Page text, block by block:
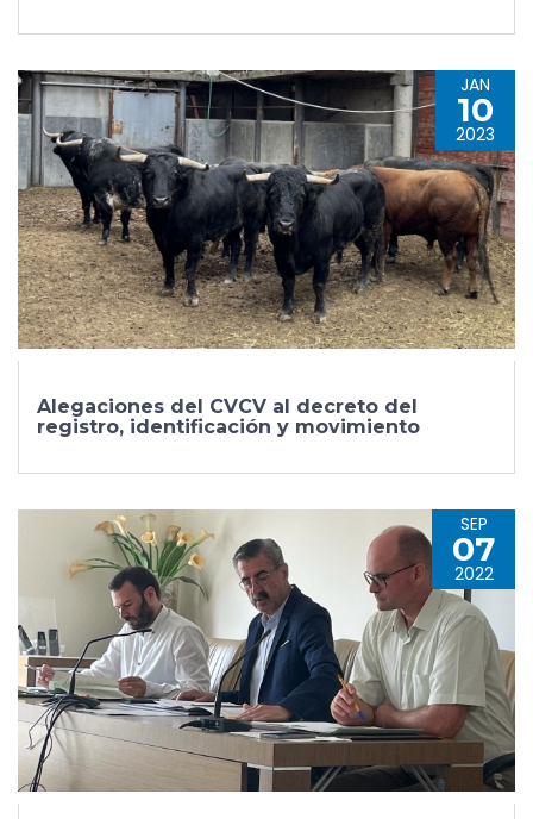
JAN
10
2023
Alegaciones del CVCV al decreto del
registro, identificación y movimiento
SEP
07
2022